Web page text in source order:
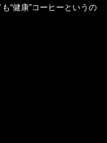
“健康”コーヒーというの